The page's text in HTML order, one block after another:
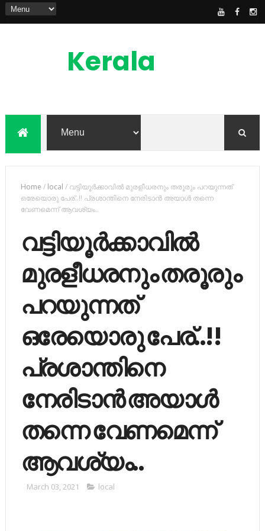
Kerala
Feed
Home / local / വട്ടിയൂര്‍ക്കാവില്‍ മുരളീധരനും തരൂരും പറയുന്നത്
ഒരേയൊരു പേര്..!! പ്രശാന്തിനെ നേരിടാന്‍ അയാള്‍ തന്നെ
വേണമെന്ന് ആവശ്യം..
വട്ടിയൂര്‍ക്കാവില്‍
മുരളീധരനും തരൂരും
പറയുന്നത്
ഒരേയൊരു പേര്..!!
പ്രശാന്തിനെ
നേരിടാന്‍ അയാള്‍
തന്നെ വേണമെന്ന്
ആവശ്യം..
March 03, 2021 local